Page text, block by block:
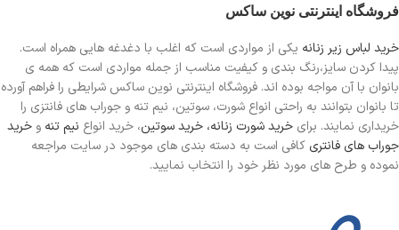
فروشگاه اینترنتی نوین ساکس
خرید لباس زیر زنانه یکی از مواردی است که اغلب با دغدغه هایی همراه است.
پیدا کردن سایز،رنگ بندی و کیفیت مناسب از جمله مواردی است که همه ی
بانوان با آن مواجه بوده اند. فروشگاه اینترنتی نوین ساکس شرایطی را فراهم آورده
تا بانوان بتوانند به راحتی انواع شورت، سوتین، نیم تنه و جوراب های فانتزی را
خریداری نمایند. برای خرید شورت زنانه، خرید سوتین، خرید انواع نیم تنه و خرید
جوراب های فانتری کافی است به دسته بندی های موجود در سایت مراجعه
نموده و طرح های مورد نظر خود را انتخاب نمایید.